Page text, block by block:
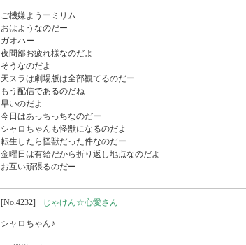
ご機嫌ようーミリム
おはようなのだー
ガオハー
夜間部お疲れ様なのだよ
そうなのだよ
天スラは劇場版は全部観てるのだー
もう配信であるのだね
早いのだよ
今日はあっちっちなのだー
シャロちゃんも怪獣になるのだよ
転生したら怪獣だった件なのだー
金曜日は有給だから折り返し地点なのだよ
お互い頑張るのだー
[No.4232] じゃけん☆心愛さん
シャロちゃん♪